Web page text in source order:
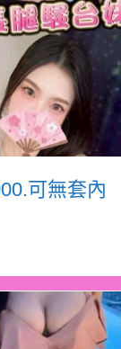
可無套內